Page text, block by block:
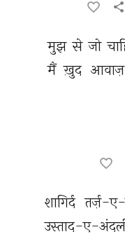
मुझ से जो
मैं ख़ुद आवाज़
शागिर्द तर्ज़-
उस्ताद-ए-